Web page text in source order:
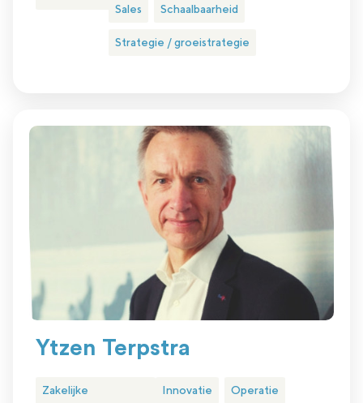
Sales
Schaalbaarheid
Strategie / groeistrategie
Ytzen Terpstra
Zakelijke
Innovatie Operatie